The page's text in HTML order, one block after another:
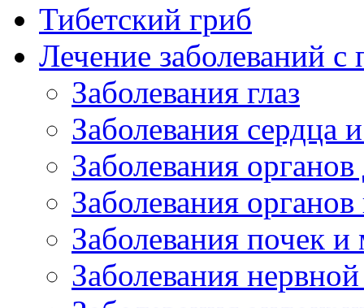
Тибетский гриб
Лечение заболеваний
Заболевания глаз
Заболевания сердца
Заболевания
Заболевания
Заболевания почек
Заболевания